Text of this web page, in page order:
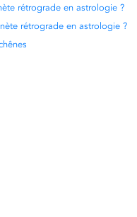
rétrograde en astrologie ?
rétrograde en astrologie ?